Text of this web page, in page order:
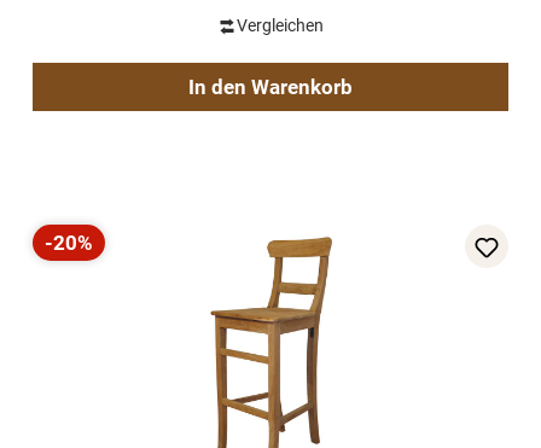
Vergleichen
In den Warenkorb
Rabatt
-20%